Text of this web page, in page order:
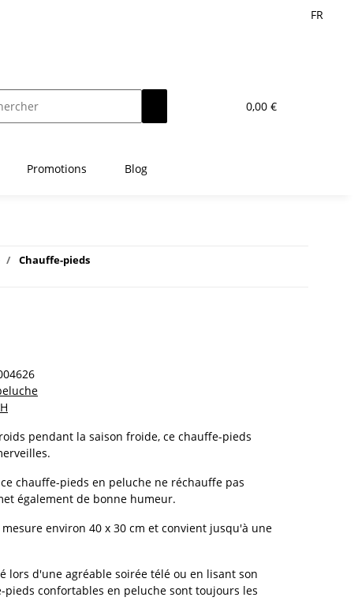
FR
0,00 €
Promotions Blog
Chauffe-pieds
pendant la saison froide, ce chauffe-pieds
chauffe-pieds en peluche ne réchauffe pas
également de bonne humeur.
environ 40 x 30 cm et convient jusqu'à une
lors d'une agréable soirée télé ou en lisant son
pieds confortables en peluche sont toujours les